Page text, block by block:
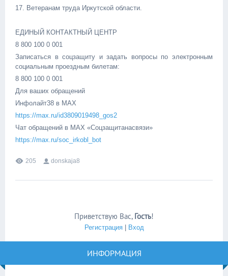
17. Ветеранам труда Иркутской области.
ЕДИНЫЙ КОНТАКТНЫЙ ЦЕНТР
8 800 100 0 001
Записаться в соцзащиту и задать вопросы по электронным
социальным проездным билетам:
8 800 100 0 001
Для ваших обращений
Инфолайт38 в MAX
https://max.ru/id3809019498_gos2
Чат обращений в MAX «Соцзащитанасвязи»
https://max.ru/soc_irkobl_bot
205 donskaja8
Приветствую Вас, Гость!
Регистрация| Вход
ИНФОРМАЦИЯ